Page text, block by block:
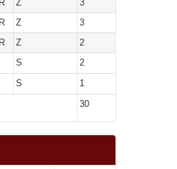
Z 3
Z 3
Z 2
S 2
S
1
30